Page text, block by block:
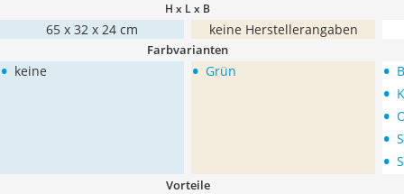
H x L x B
65 x 32 x 24 cm keine Herstellerangaben
Farbvarianten
• keine • Grün •
•
•
•
•
Vorteile